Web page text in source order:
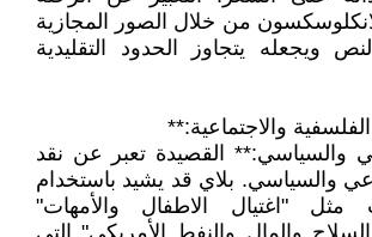
من خلال الصور المجازية
ويجعله يتجاوز الحدود التقليدية
والاجتماعية:**
والسياسي:** القصيدة تعبر عن نقد
والسياسي. بلاي قد يشيد باستخدام
مثل "اغتيال الاطفال والأمهات"